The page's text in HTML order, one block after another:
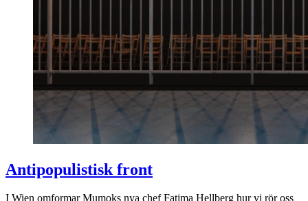
Antipopulistisk front
I Wien omformar Mumoks nya chef Fatima Hellberg hur vi rör oss